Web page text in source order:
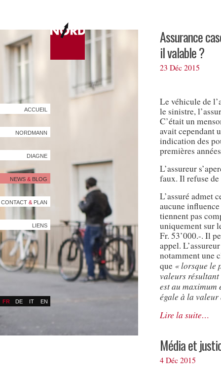
ACCUEIL
NORDMANN
DIAGNE
NEWS & BLOG
CONTACT & PLAN
LIENS
FR DE IT EN
Assurance
il valable ?
23 Déc 2015
Le véhicule de
le sinistre,
C’était un
avait cependant
indication des
premières
L’assureur
faux. Il refuse de
L’assuré admet
aucune
tiennent pas
uniquement sur
Fr. 53’000.-. Il
appel.
notamment une
que « lorsque le
valeurs résultant
est au maximum
égale à la
Lire la suite…
Média et
4 Déc 2015